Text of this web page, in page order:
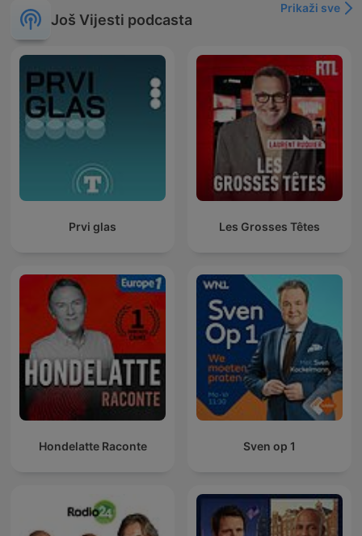
Još Vijesti podcasta
Prikaži sve
Prvi glas Les Grosses Têtes
Hondelatte Raconte Sven op 1